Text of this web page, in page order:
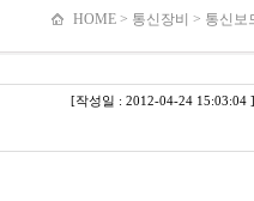
HOME > 통신장비 > 통신보
[작성일 : 2012-04-24 15:03:04